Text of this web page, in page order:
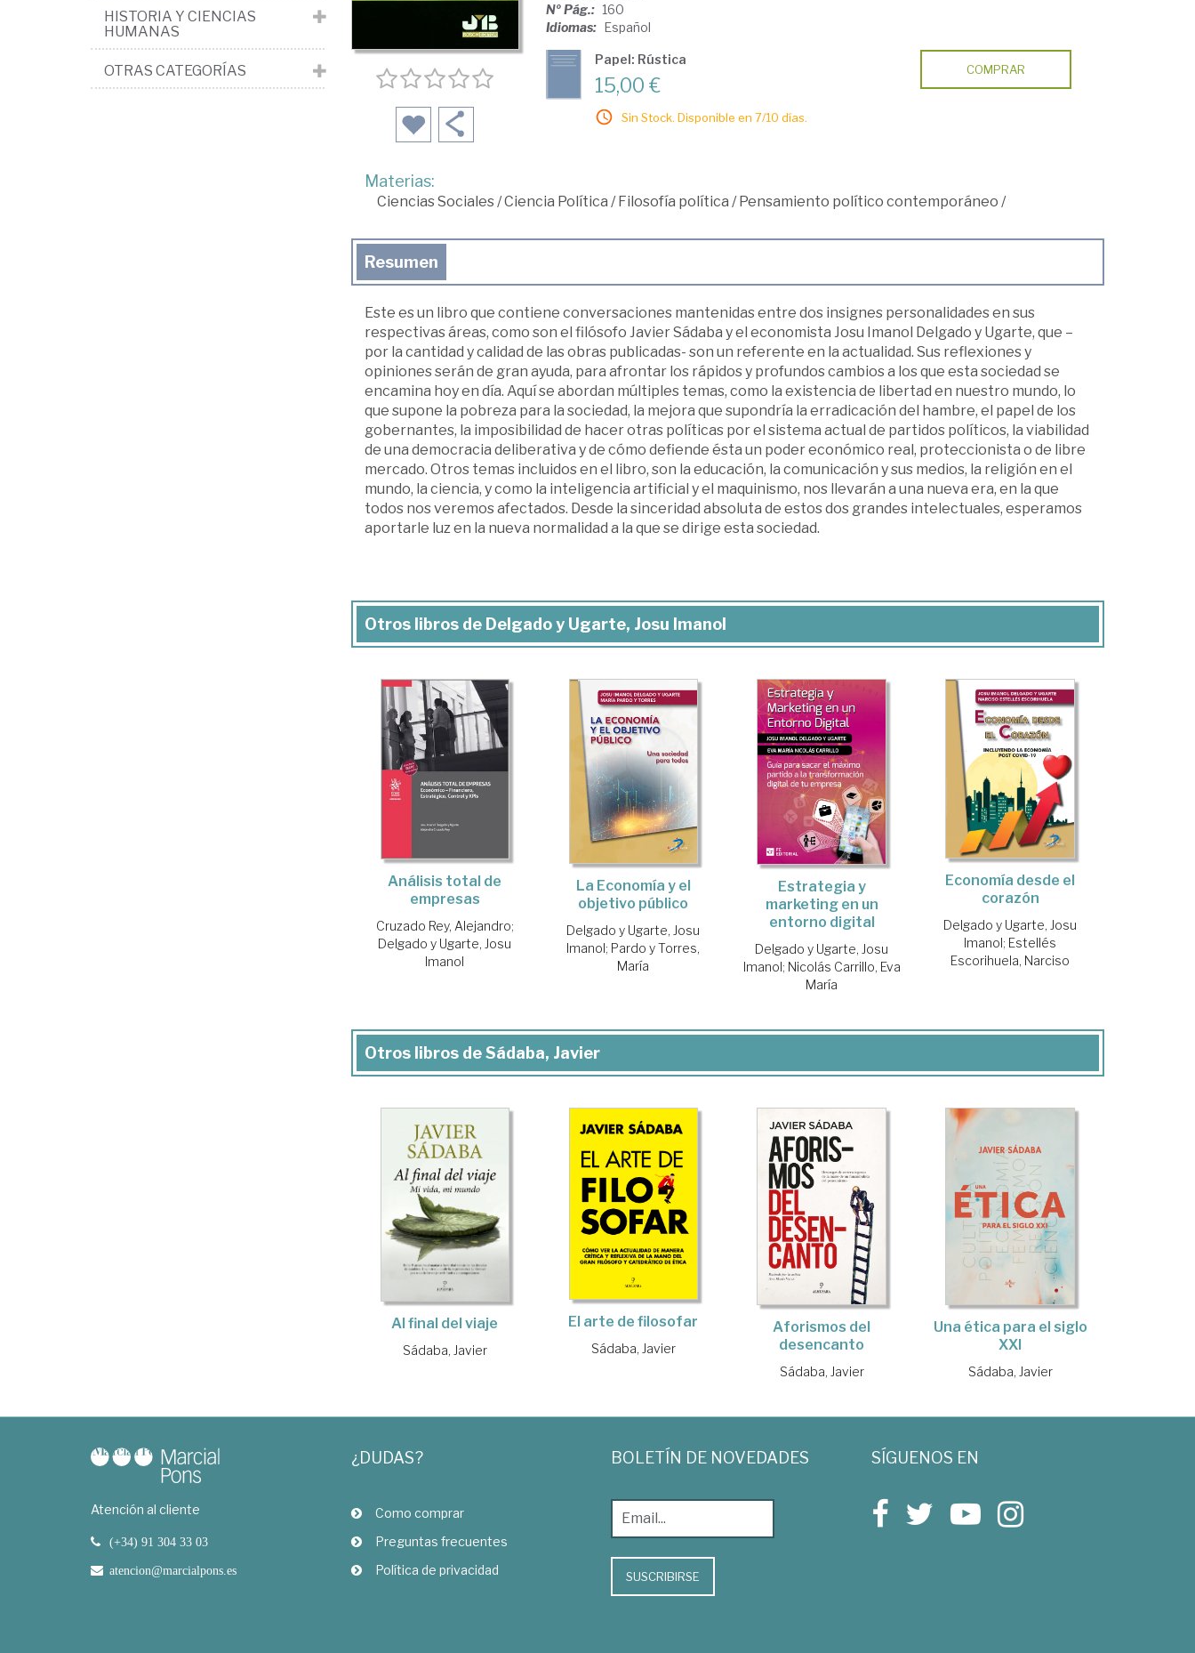
Nº Pág.: 160
Idiomas: Español
Papel: Rústica
15,00 €
Sin Stock. Disponible en 7/10 días.
COMPRAR
Materias:
Ciencias Sociales/Ciencia Política / Filosofía política / Pensamiento político contemporáneo /
Resumen
Este es un libro que contiene conversaciones mantenidas entre dos insignes personalidades en sus
respectivas áreas, como son el filósofo Javier Sádaba y el economista Josu Imanol Delgado y Ugarte, que –
por la cantidad y calidad de las obras publicadas- son un referente en la actualidad. Sus reflexiones y
opiniones serán de gran ayuda, para afrontar los rápidos y profundos cambios a los que esta sociedad se
encamina hoy en día. Aquí se abordan múltiples temas, como la existencia de libertad en nuestro mundo, lo
que supone la pobreza para la sociedad, la mejora que supondría la erradicación del hambre, el papel de los
gobernantes, la imposibilidad de hacer otras políticas por el sistema actual de partidos políticos, la viabilidad
de una democracia deliberativa y de cómo defiende ésta un poder económico real, proteccionista o de libre
mercado. Otros temas incluidos en el libro, son la educación, la comunicación y sus medios, la religión en el
mundo, la ciencia, y como la inteligencia artificial y el maquinismo, nos llevarán a una nueva era, en la que
todos nos veremos afectados. Desde la sinceridad absoluta de estos dos grandes intelectuales, esperamos
aportarle luz en la nueva normalidad a la que se dirige esta sociedad.
Otros libros de Delgado y Ugarte, Josu Imanol
Análisis total de
empresas
Cruzado Rey, Alejandro;
Delgado y Ugarte, Josu
Imanol
La Economía y el
objetivo público
Delgado y Ugarte, Josu
Imanol; Pardo y Torres,
María
Estrategia y
marketing en un
entorno digital
Delgado y Ugarte, Josu
Imanol; Nicolás Carrillo, Eva
María
Economía desde el
corazón
Delgado y Ugarte, Josu
Imanol; Estellés
Escorihuela, Narciso
Otros libros de Sádaba, Javier
Al final del viaje
Sádaba, Javier
El arte de filosofar
Sádaba, Javier
Aforismos del
desencanto
Sádaba, Javier
Una ética para el siglo
XXI
Sádaba, Javier
HISTORIA Y CIENCIAS
HUMANAS
OTRAS CATEGORÍAS
Atención al cliente
(+34) 91 304 33 03
atencion@marcialpons.es
¿DUDAS?
Como comprar
Preguntas frecuentes
Política de privacidad
BOLETÍN DE NOVEDADES
SUSCRIBIRSE
SÍGUENOS EN